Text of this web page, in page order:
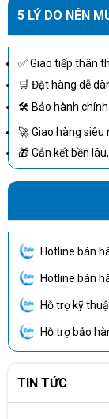
Lenovo
nhiều cổng kết
Một trong những
50T G4
kiệm diện tích văn
sản phẩm rất dễ
về việc thiếu diện
trường làm việc
5 LÝ DO NÊN
✅ Giao tiếp thân
🛒 Đặt hàng dễ
🛠 Bảo hành
🚀 Giao hàng siêu
🎁 Gắn kết bền
Hotline bán
Hotline bán
Hỗ trợ kỹ
Hỗ trợ bảo
TIN TỨC